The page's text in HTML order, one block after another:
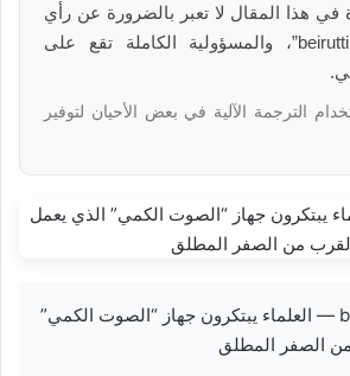
في هذا المقال لا تعبر بالضرورة عن رأي
موقع “beiruttime-lb.com”، والمسؤولية الكاملة تقع على
الترجمة الآلية في بعض الأحيان لتوفير
beiruttime-lb.com — العلماء يبتكرون جهاز “الصوت الكمي”
الصفر المطلق